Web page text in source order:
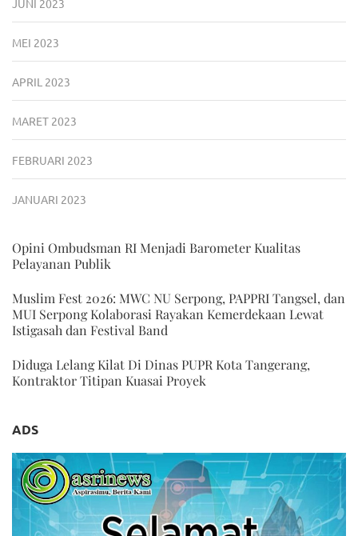
JUNI 2023
MEI 2023
APRIL 2023
MARET 2023
FEBRUARI 2023
JANUARI 2023
Opini Ombudsman RI Menjadi Barometer Kualitas
Pelayanan Publik
Muslim Fest 2026: MWC NU Serpong, PAPPRI Tangsel, dan
MUI Serpong Kolaborasi Rayakan Kemerdekaan Lewat
Istigasah dan Festival Band
Diduga Lelang Kilat Di Dinas PUPR Kota Tangerang,
Kontraktor Titipan Kuasai Proyek
ADS